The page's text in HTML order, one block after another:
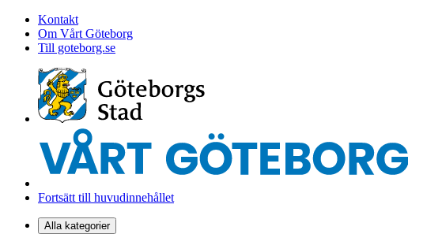
Kontakt
Om Vårt Göteborg
Till goteborg.se
Fortsätt till huvudinnehållet
Alla kategorier